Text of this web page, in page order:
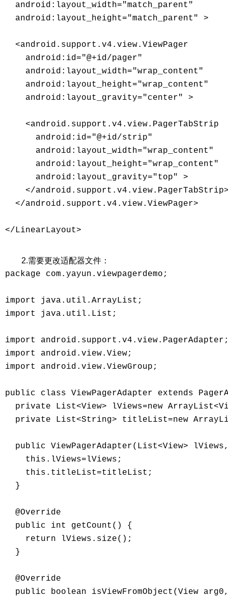
  android:layout_width="match_parent"
  android:layout_height="match_parent" >
  <android.support.v4.view.ViewPager
    android:id="@+id/pager"
    android:layout_width="wrap_content"
    android:layout_height="wrap_content"
    android:layout_gravity="center" >
    <android.support.v4.view.PagerTabStrip
      android:id="@+id/strip"
      android:layout_width="wrap_content"
      android:layout_height="wrap_content"
      android:layout_gravity="top" >
</
  </android.support.v4.view.ViewPager>
</LinearLayout>
2.需要更改适配器文件：
package com.yayun.viewpagerdemo;
import java.util.ArrayList;
import java.util.List;
import
import android.view.View;
import android.view.ViewGroup;
public class ViewPagerAdapter extends
private List<View> lViews=new
private List<String> titleList=new
public ViewPagerAdapter(List<View>
    this.lViews=lViews;
    this.titleList=titleList;
  }
  @Override
  public int getCount() {
    return lViews.size();
  }
  @Override
public boolean isViewFromObject(View